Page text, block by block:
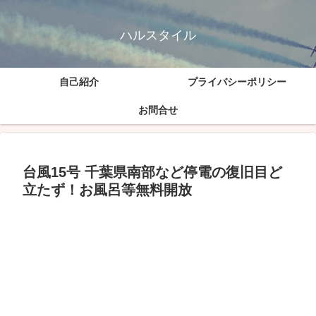
ハルスタイル
自己紹介 プライバシーポリシー
お問合せ
台風15号 千葉県南部など停電の復旧目ど
立たず！お風呂等無料開放